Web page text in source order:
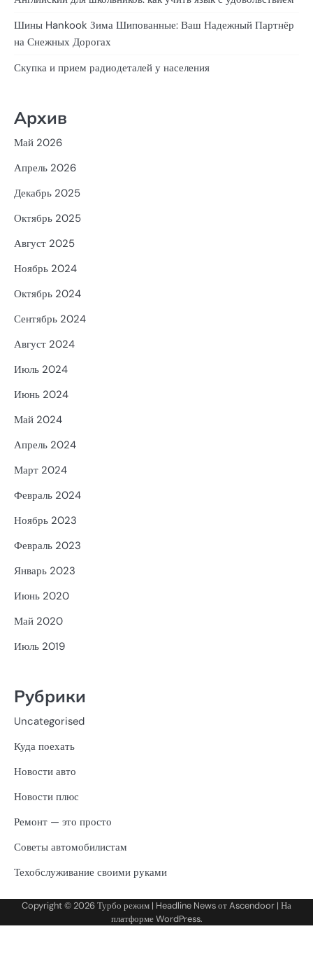
Шины Hankook Зима Шипованные: Ваш Надежный Партнёр
на Снежных Дорогах
Скупка и прием радиодеталей у населения
Архив
Май 2026
Апрель 2026
Декабрь 2025
Октябрь 2025
Август 2025
Ноябрь 2024
Октябрь 2024
Сентябрь 2024
Август 2024
Июль 2024
Июнь 2024
Май 2024
Апрель 2024
Март 2024
Февраль 2024
Ноябрь 2023
Февраль 2023
Январь 2023
Июнь 2020
Май 2020
Июль 2019
Рубрики
Uncategorised
Куда поехать
Новости авто
Новости плюс
Ремонт — это просто
Советы автомобилистам
Техобслуживание своими руками
Copyright © 2026Турбо режим | Headline News отAscendoor | На
платформеWordPress.